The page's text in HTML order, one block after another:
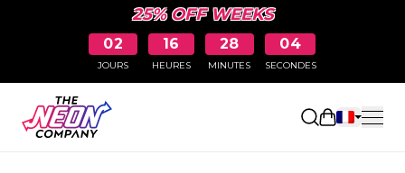
25% OFF WEEKS
02
JOURS
16
HEURES
28
MINUTES
03
SECONDES
Ouvrir le
PAGE NON TROUVÉE